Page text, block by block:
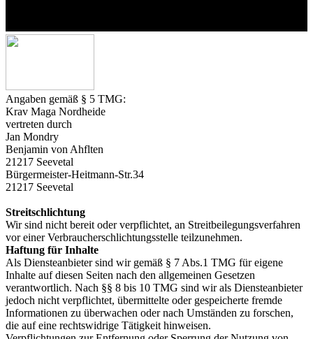
Angaben gemäß § 5 TMG:
Krav Maga Nordheide
vertreten durch
Jan Mondry
Benjamin von Ahflten
21217 Seevetal
Bürgermeister-Heitmann-Str.34
21217 Seevetal
Streitschlichtung
Wir sind nicht bereit oder verpflichtet, an Streitbeilegungsverfahren
vor einerVerbraucherschlichtungsstelle teilzunehmen.
Haftung für Inhalte
Als Diensteanbieter sind wir gemäß § 7 Abs.1 TMG für eigene
Inhalte auf diesen Seiten nach den allgemeinen Gesetzen
verantwortlich. Nach §§ 8 bis 10 TMG sind wir als Diensteanbieter
jedoch nicht verpflichtet, übermittelte oder gespeicherte fremde
Informationen zu überwachen oder nach Umständen zu forschen,
die auf eine rechtswidrige Tätigkeit hinweisen.